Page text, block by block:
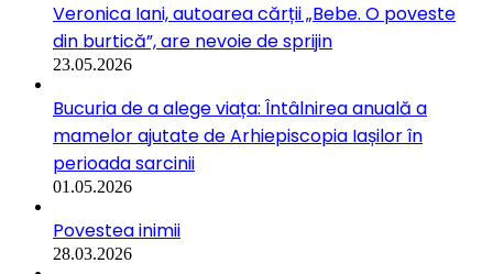
Veronica Iani, autoarea cărții „Bebe. O poveste
din burtică”, are nevoie de sprijin
23.05.2026
Bucuria de a alege viața: Întâlnirea anuală a
mamelor ajutate de Arhiepiscopia Iașilor în
perioada sarcinii
01.05.2026
Povestea inimii
28.03.2026